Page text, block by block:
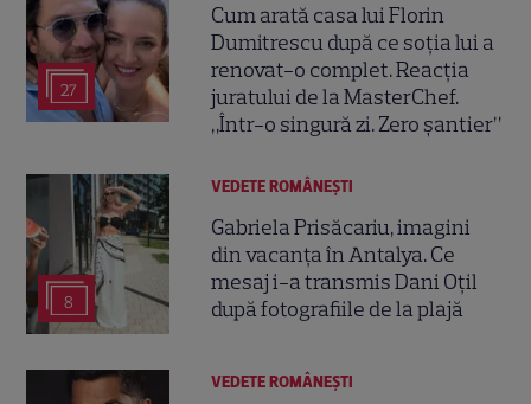
27
Cum arată casa lui Florin
Dumitrescu după ce soția lui a
renovat-o complet. Reacția
juratului de la MasterChef.
„Într-o singură zi. Zero șantier”
8
VEDETE ROMÂNEŞTI
Gabriela Prisăcariu, imagini
din vacanța în Antalya. Ce
mesaj i-a transmis Dani Oțil
după fotografiile de la plajă
VEDETE ROMÂNEŞTI